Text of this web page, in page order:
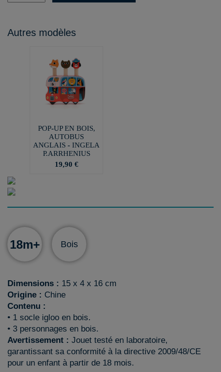
Autres modèles
POP-UP EN BOIS,
AUTOBUS
ANGLAIS - INGELA
P.ARRHENIUS
19,90 €
18m+ Bois
Dimensions : 15 x 4 x 16 cm
Origine : Chine
Contenu :
• 1 socle igloo en bois.
• 3 personnages en bois.
Avertissement : Jouet testé en laboratoire,
garantissant sa conformité à la directive 2009/48/CE
pour un enfant à partir de 18 mois.